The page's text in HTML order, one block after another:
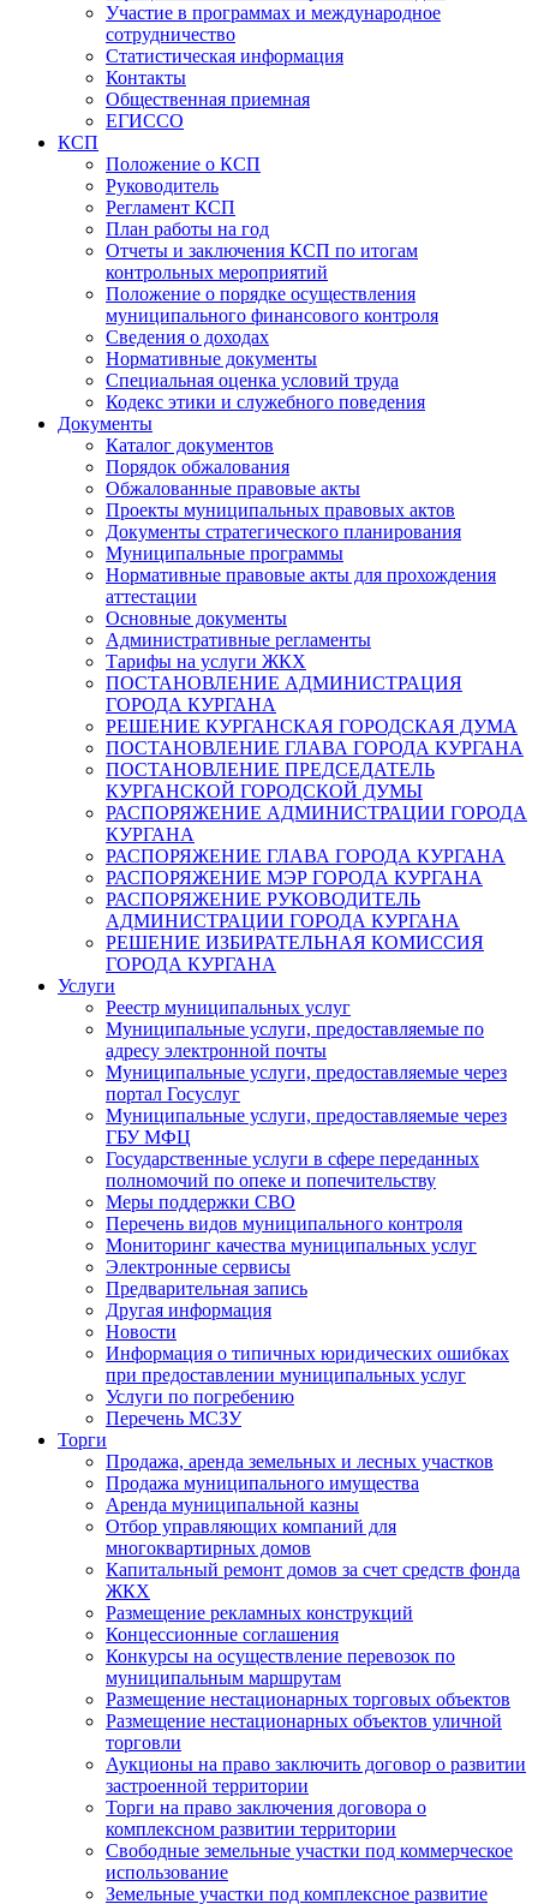
Участие в программах и международное
сотрудничество
Статистическая информация
Контакты
Общественная приемная
ЕГИССО
КСП
Положение о КСП
Руководитель
Регламент КСП
План работы на год
Отчеты и заключения КСП по итогам
контрольных мероприятий
Положение о порядке осуществления
муниципального финансового контроля
Сведения о доходах
Нормативные документы
Специальная оценка условий труда
Кодекс этики и служебного поведения
Документы
Каталог документов
Порядок обжалования
Обжалованные правовые акты
Проекты муниципальных правовых актов
Документы стратегического планирования
Муниципальные программы
Нормативные правовые акты для прохождения
аттестации
Основные документы
Административные регламенты
Тарифы на услуги ЖКХ
ПОСТАНОВЛЕНИЕ АДМИНИСТРАЦИЯ
ГОРОДА КУРГАНА
РЕШЕНИЕ КУРГАНСКАЯ ГОРОДСКАЯ ДУМА
ПОСТАНОВЛЕНИЕ ГЛАВА ГОРОДА КУРГАНА
ПОСТАНОВЛЕНИЕ ПРЕДСЕДАТЕЛЬ
КУРГАНСКОЙ ГОРОДСКОЙ ДУМЫ
РАСПОРЯЖЕНИЕ АДМИНИСТРАЦИИ ГОРОДА
КУРГАНА
РАСПОРЯЖЕНИЕ ГЛАВА ГОРОДА КУРГАНА
РАСПОРЯЖЕНИЕ МЭР ГОРОДА КУРГАНА
РАСПОРЯЖЕНИЕ РУКОВОДИТЕЛЬ
АДМИНИСТРАЦИИ ГОРОДА КУРГАНА
РЕШЕНИЕ ИЗБИРАТЕЛЬНАЯ КОМИССИЯ
ГОРОДА КУРГАНА
Услуги
Реестр муниципальных услуг
Муниципальные услуги, предоставляемые по
адресу электронной почты
Муниципальные услуги, предоставляемые через
портал Госуслуг
Муниципальные услуги, предоставляемые через
ГБУ МФЦ
Государственные услуги в сфере переданных
полномочий по опеке и попечительству
Меры поддержки СВО
Перечень видов муниципального контроля
Мониторинг качества муниципальных услуг
Электронные сервисы
Предварительная запись
Другая информация
Новости
Информация о типичных юридических ошибках
при предоставлении муниципальных услуг
Услуги по погребению
Перечень МСЗУ
Торги
Продажа, аренда земельных и лесных участков
Продажа муниципального имущества
Аренда муниципальной казны
Отбор управляющих компаний для
многоквартирных домов
Капитальный ремонт домов за счет средств фонда
ЖКХ
Размещение рекламных конструкций
Концессионные соглашения
Конкурсы на осуществление перевозок по
муниципальным маршрутам
Размещение нестационарных торговых объектов
Размещение нестационарных объектов уличной
торговли
Аукционы на право заключить договор о развитии
застроенной территории
Торги на право заключения договора о
комплексном развитии территории
Свободные земельные участки под коммерческое
использование
Земельные участки под комплексное развитие